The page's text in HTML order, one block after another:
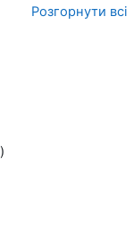
Розгорнути всі
)